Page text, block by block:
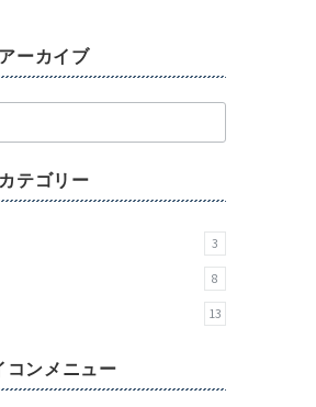
アーカイブ
カテゴリー
3
8
13
コンメニュー